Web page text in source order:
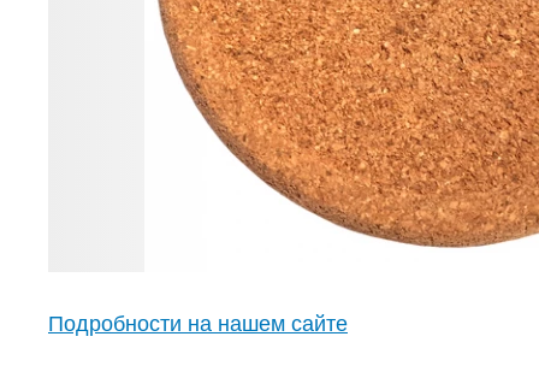
Подробности на нашем сайте